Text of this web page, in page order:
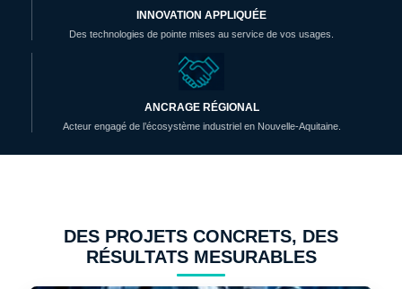
INNOVATION APPLIQUÉE
Des technologies de pointe mises au service de vos usages.
ANCRAGE RÉGIONAL
Acteur engagé de l’écosystème industriel en Nouvelle-Aquitaine.
DES PROJETS CONCRETS, DES
RÉSULTATS MESURABLES